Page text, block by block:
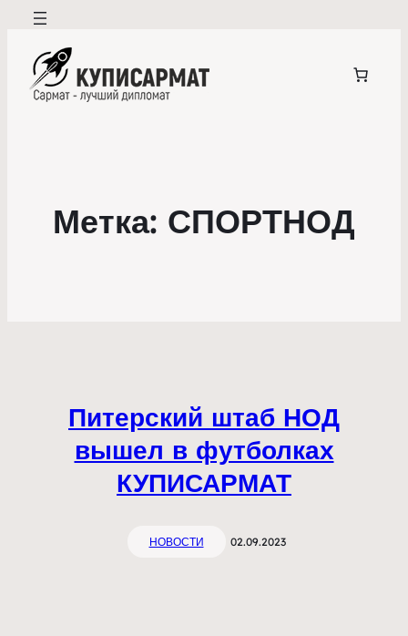
Метка: СПОРТНОД
Питерский штаб НОД
вышел в футболках
КУПИСАРМАТ
НОВОСТИ 02.09.2023